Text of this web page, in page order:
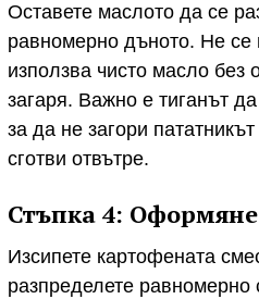
Оставете маслото да се
равномерно дъното. Не се
използва чисто масло без
загаря. Важно е тиганът
за да не загори
сготви отвътре.
Стъпка 4:
Изсипете картофената
разпределете